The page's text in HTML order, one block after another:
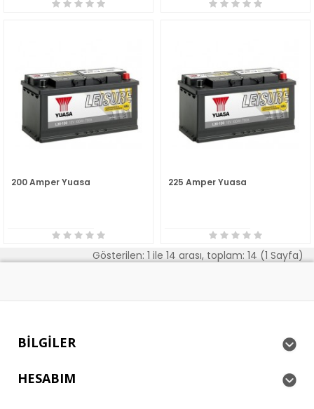
200 Amper Yuasa 225 Amper Yuasa
Gösterilen: 1 ile 14 arası, toplam: 14 (1 Sayfa)
BILGILER
HESABIM